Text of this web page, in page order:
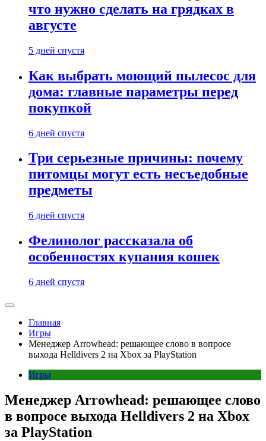
что нужно сделать на грядках в
августе
5 дней спустя
Как выбрать моющий пылесос для
дома: главные параметры перед
покупкой
6 дней спустя
Три серьезные причины: почему
питомцы могут есть несъедобные
предметы
6 дней спустя
Фелинолог рассказала об
особенностях купания кошек
6 дней спустя
Главная
Игры
Менеджер Arrowhead: решающее слово в вопросе
выхода Helldivers 2 на Xbox за PlayStation
Игры
Менеджер Arrowhead: решающее слово
в вопросе выхода Helldivers 2 на Xbox
за PlayStation